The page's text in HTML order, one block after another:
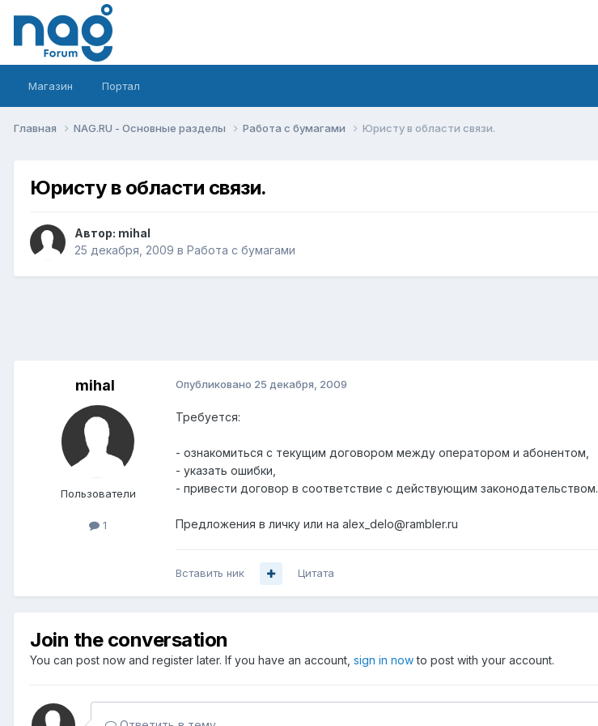
Магазин Портал
Главная NAG.RU - Основные разделы Работа с бумагами Юристу в области связи.
Юристу в области связи.
Автор: mihal
25 декабря, 2009 в Работа с бумагами
mihal
Пользователи
1
Опубликовано 25 декабря, 2009
Требуется:
- ознакомиться с текущим договором между оператором и абонентом,
- указать ошибки,
- привести договор в соответствие с действующим законодательством.
Предложения в личку или на alex_delo@rambler.ru
Вставить ник Цитата
Join the conversation
You can post now and register later. If you have an account, sign in nowto post with your account.